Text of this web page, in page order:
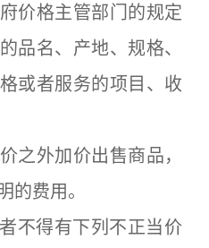
价格主管部门的规定
品名、产地、规格、
或者服务的项目、收
外加价出售商品，
的费用。
不得有下列不正当价